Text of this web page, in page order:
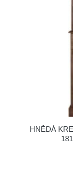
HNĚDÁ